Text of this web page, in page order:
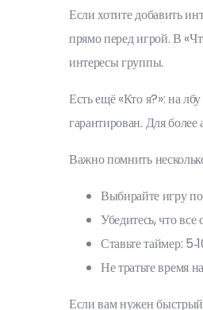
Если хотите добавить
прямо перед игрой. В
интересы группы.
Есть ещё «Кто я?»: на
гарантирован. Для
Важно помнить
Выбирайте игру
Убедитесь, что
Ставьте таймер:
Не тратьте время
Если вам нужен быстрый